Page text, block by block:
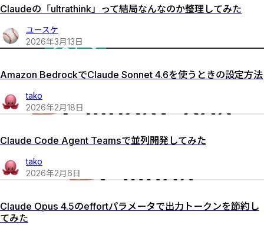
Claudeの「ultrathink」って結局なんなのか整理してみた
ユースケ
2026年3月 13 日
Amazon BedrockでClaude Sonnet 4.6を使うときの設定方法
tako
2026年2月 18 日
Claude Code Agent Teamsで並列開発してみた
tako
2026年2月 6 日
Claude Opus 4.5のeffortパラメータで出力トークンを節約し
てみた